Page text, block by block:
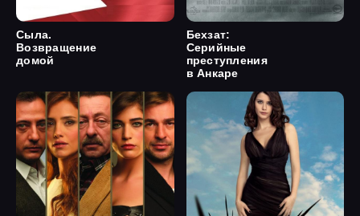
Сыла.
Возвращение
домой
Бехзат:
Серийные
преступления
в Анкаре